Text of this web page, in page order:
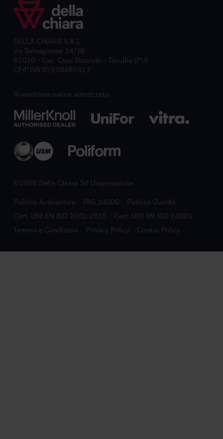
DELLA CHIARA S.R.L.
via Selvagrossa 24/26
61010 - Loc. Case Bruciate - Tavullia (PU)
CF/P.IVA 02678460417
Rivenditore online autorizzato
©2026 Della Chiara Srl Unipersonale
Politica Ambientale PAS 24000
Politica Qualità
Cert. UNI EN ISO 9001:2015
Cert. UNI EN ISO 14001
Termini e Condizioni
Privacy Policy Cookie Policy